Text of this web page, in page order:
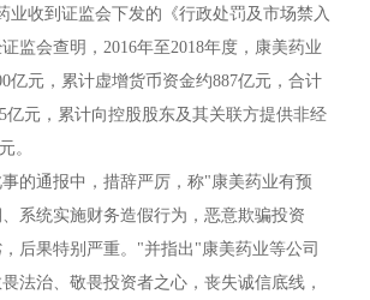
业收到证监会下发的《行政处罚及市场禁入
监会查明，2016年至2018年度，康美药业
亿元，累计虚增货币资金约887亿元，合计
亿元，累计向控股股东及其关联方提供非经
。
的通报中，措辞严厉，称"康美药业有预
系统实施财务造假行为，恶意欺骗投资
后果特别严重。"并指出"康美药业等公司
法治、敬畏投资者之心，丧失诚信底线，